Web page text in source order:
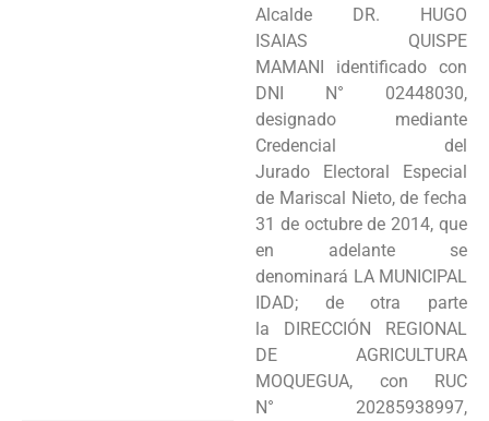
Alcalde DR. HUGO
ISAIAS QUISPE
MAMANI identificado con
DNI N° 02448030,
designado mediante
Credencial del
Jurado Electoral Especial
de Mariscal Nieto, de fecha
31 de octubre de 2014, que
en adelante se
denominará LA MUNICIPAL
IDAD; de otra parte
la DIRECCIÓN REGIONAL
DE AGRICULTURA
MOQUEGUA, con RUC
N° 20285938997,